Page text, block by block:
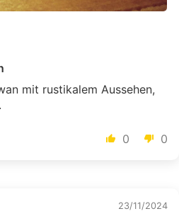
mit rustikalem Aussehen,
0 0
23/11/2024